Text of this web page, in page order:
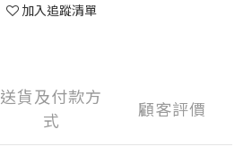
加入追蹤清單
送貨及付款方
式
顧客評價